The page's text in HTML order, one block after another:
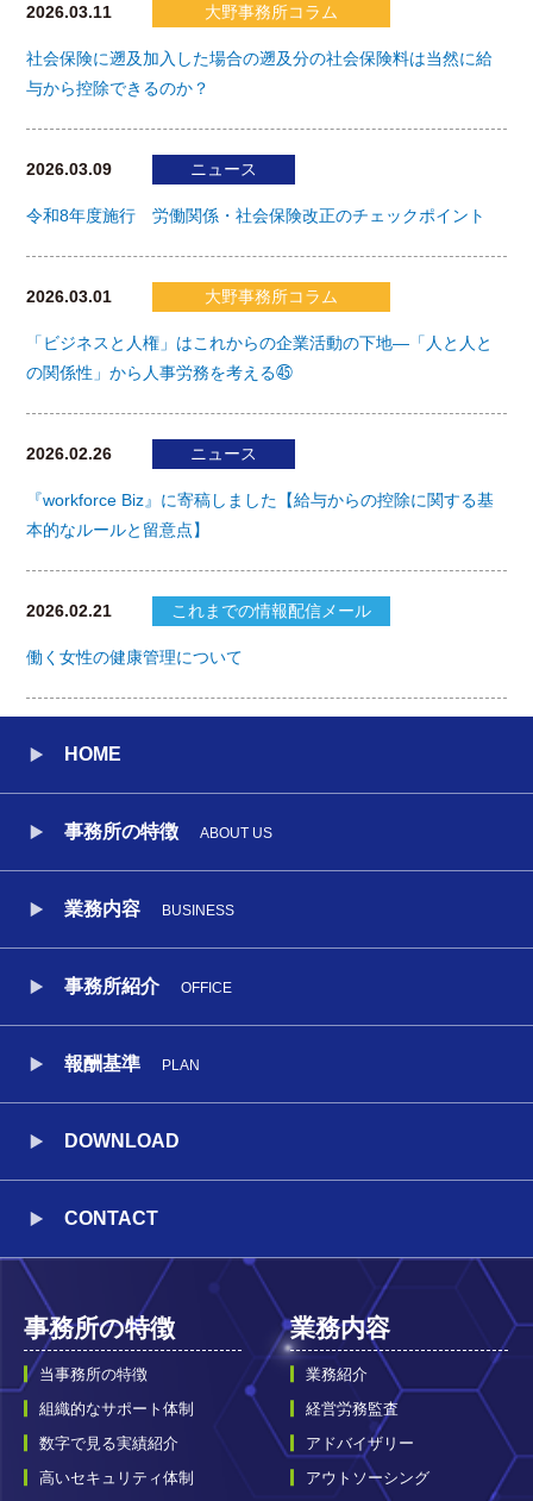
2026.03.11 大野事務所コラム
社会保険に遡及加入した場合の遡及分の社会保険料は当然に給
与から控除できるのか？
2026.03.09 ニュース
令和8年度施行 労働関係・社会保険改正のチェックポイント
2026.03.01 大野事務所コラム
「ビジネスと人権」はこれからの企業活動の下地―「人と人と
の関係性」から人事労務を考える㊺
2026.02.26 ニュース
『workforce Biz』に寄稿しました【給与からの控除に関する基
本的なルールと留意点】
2026.02.21 これまでの情報配信メール
働く女性の健康管理について
HOME
事務所の特徴 ABOUT US
業務内容 BUSINESS
事務所紹介 OFFICE
報酬基準 PLAN
DOWNLOAD
CONTACT
事務所の特徴
当事務所の特徴
組織的なサポート体制
数字で見る実績紹介
高いセキュリティ体制
業務内容
業務紹介
経営労務監査
アドバイザリー
アウトソーシング